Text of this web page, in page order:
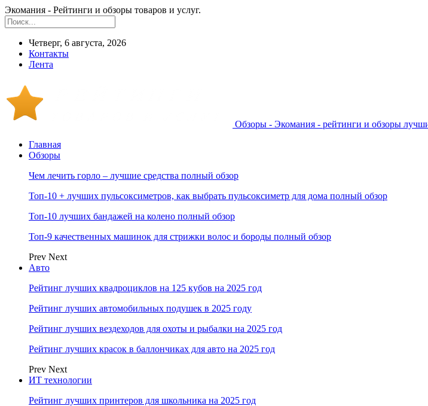
Экомания - Рейтинги и обзоры товаров и услуг.
Четверг, 6 августа, 2026
Контакты
Лента
Обзоры - Экомания - рейтинги и обзоры
Главная
Обзоры
Чем лечить горло – лучшие средства полный обзор
Топ-10 + лучших пульсоксиметров, как выбрать пульсоксиметр для дома полный обзор
Топ-10 лучших бандажей на колено полный обзор
Топ-9 качественных машинок для стрижки волос и бороды полный обзор
Prev Next
Авто
Рейтинг лучших квадроциклов на 125 кубов на 2025 год
Рейтинг лучших автомобильных подушек в 2025 году
Рейтинг лучших вездеходов для охоты и рыбалки на 2025 год
Рейтинг лучших красок в баллончиках для авто на 2025 год
Prev Next
ИТ технологии
Рейтинг лучших принтеров для школьника на 2025 год